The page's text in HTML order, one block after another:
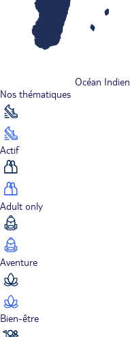
Océan Indien
Nos thématiques
Actif
Adult only
Aventure
Bien-être